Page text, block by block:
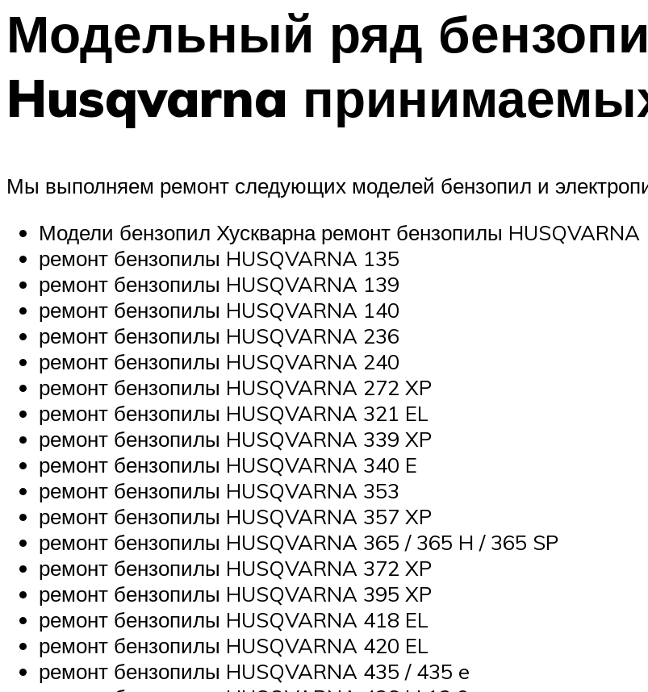
Модельный ряд
Husqvarna
Мы выполняем ремонт следующих моделей бензопил и
Модели бензопил Хускварна ремонт бензопилы HUSQVARNA
ремонт бензопилы HUSQVARNA 135
ремонт бензопилы HUSQVARNA 139
ремонт бензопилы HUSQVARNA 140
ремонт бензопилы HUSQVARNA 236
ремонт бензопилы HUSQVARNA 240
ремонт бензопилы HUSQVARNA 272 XP
ремонт бензопилы HUSQVARNA 321 EL
ремонт бензопилы HUSQVARNA 339 XP
ремонт бензопилы HUSQVARNA 340 E
ремонт бензопилы HUSQVARNA 353
ремонт бензопилы HUSQVARNA 357 XP
ремонт бензопилы HUSQVARNA 365 / 365 H / 365 SP
ремонт бензопилы HUSQVARNA 372 XP
ремонт бензопилы HUSQVARNA 395 XP
ремонт бензопилы HUSQVARNA 418 EL
ремонт бензопилы HUSQVARNA 420 EL
ремонт бензопилы HUSQVARNA 435 / 435 e